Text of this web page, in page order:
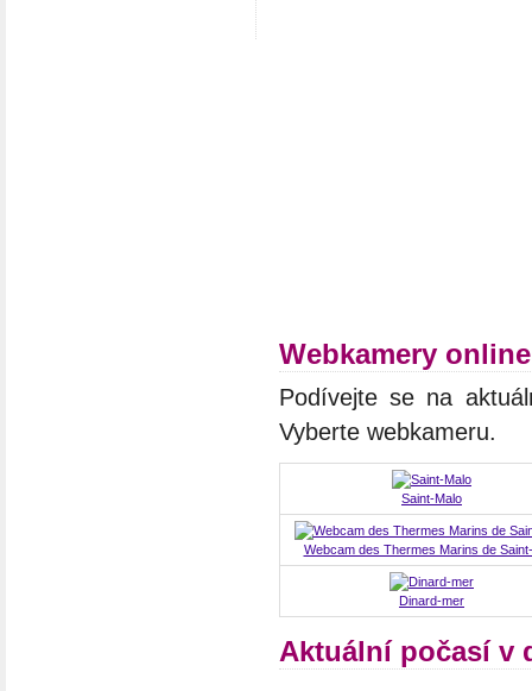
Webkamery
Podívejte se na
Vyberte webkameru.
Saint-Malo
Webcam des Thermes Marins de
Dinard-mer
Aktuální počasí v